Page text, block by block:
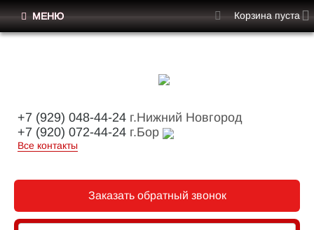
+7 (929) 048-44-24 г.Нижний Новгород
+7 (920) 072-44-24 г.Бор
Все контакты
Заказать обратный звонок
МЕНЮ Корзина пуста